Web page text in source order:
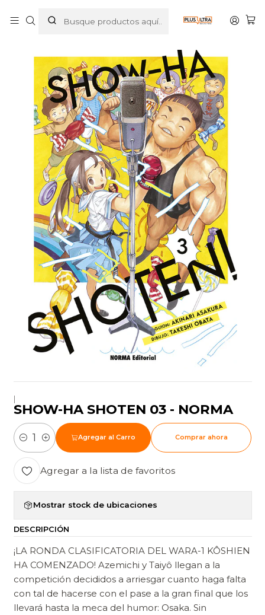
SHOW-HA SHOTEN 03 - NORMA
|
SHOW-HA SHOTEN 03 - NORMA
Cantidad
Agregar al Carro Comprar ahora
Agregar a la lista de favoritos
Mostrar stock de ubicaciones
DESCRIPCIÓN
¡LA RONDA CLASIFICATORIA DEL WARA-1 KÔSHIEN
HA COMENZADO! Azemichi y Taiyô llegan a la
competición decididos a arriesgar cuanto haga falta
con tal de hacerse con el pase a la gran final que los
llevará hasta la meca del humor: Osaka. Sin